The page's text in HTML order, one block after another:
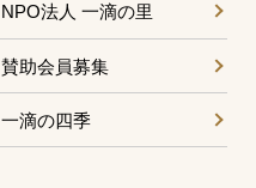
NPO法人 一滴の里
賛助会員募集
一滴の四季